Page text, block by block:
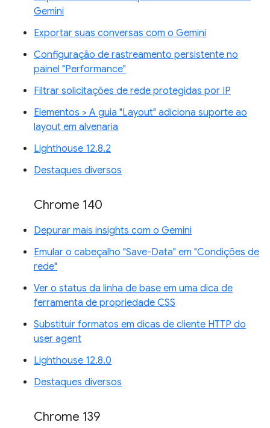
Gemini
Exportar suas conversas com o Gemini
Configuração de rastreamento persistente no
painel "Performance"
Filtrar solicitações de rede protegidas por IP
Elementos > A guia "Layout" adiciona suporte ao
layout em alvenaria
Lighthouse 12.8.2
Destaques diversos
Chrome 140
Depurar mais insights com o Gemini
Emular o cabeçalho "Save-Data" em "Condições de
rede"
Ver o status da linha de base em uma dica de
ferramenta de propriedade CSS
Substituir formatos em dicas de cliente HTTP do
user agent
Lighthouse 12.8.0
Destaques diversos
Chrome 139